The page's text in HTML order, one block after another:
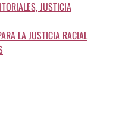
JUSTICIA
LA JUSTICIA RACIAL